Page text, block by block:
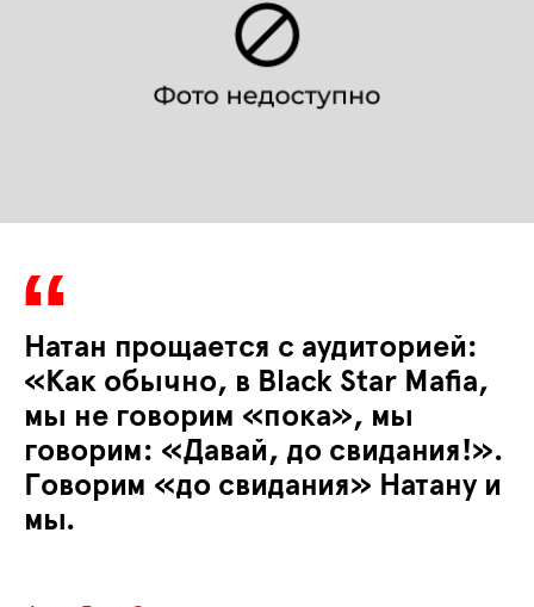
Натан прощается с аудиторией:
«Как обычно, в Black Star Mafia,
мы не говорим «пока», мы
говорим: «Давай, до свидания!».
Говорим «до свидания» Натану и
мы.